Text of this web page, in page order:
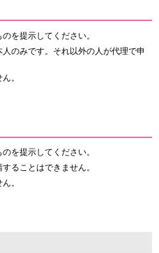
を提示してください。
のみです。それ以外の人が代理で申
。
を提示してください。
ることはできません。
。